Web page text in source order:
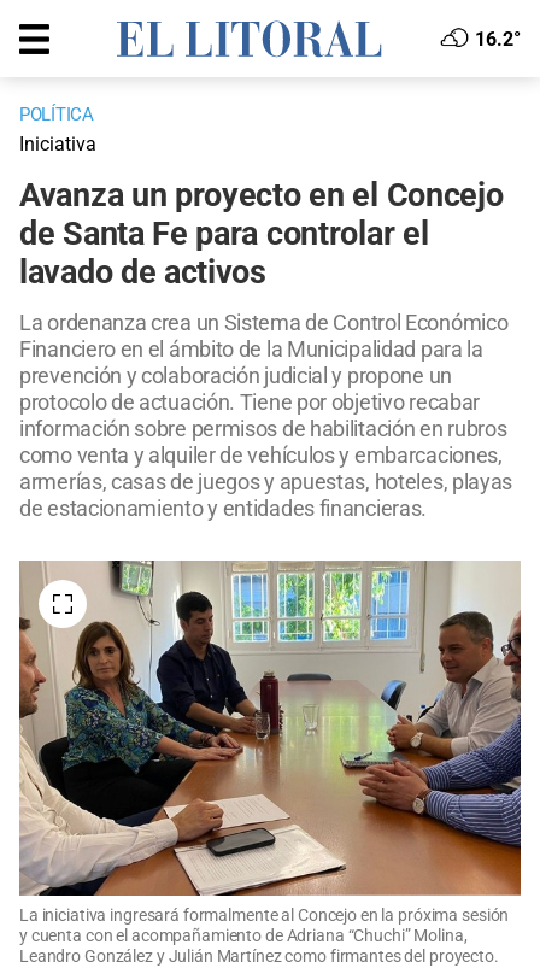
16.2°
POLÍTICA
Iniciativa
Avanza un proyecto en el Concejo
de Santa Fe para controlar el
lavado de activos
La ordenanza crea un Sistema de Control Económico
Financiero en el ámbito de la Municipalidad para la
prevención y colaboración judicial y propone un
protocolo de actuación. Tiene por objetivo recabar
información sobre permisos de habilitación en rubros
como venta y alquiler de vehículos y embarcaciones,
armerías, casas de juegos y apuestas, hoteles, playas
de estacionamiento y entidades financieras.
La iniciativa ingresará formalmente al Concejo en la próxima sesión
y cuenta con el acompañamiento de Adriana “Chuchi” Molina,
Leandro González y Julián Martínez como firmantes del proyecto.